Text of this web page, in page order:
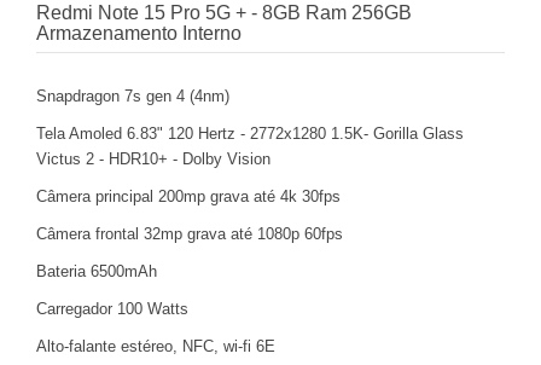
Redmi Note 15 Pro 5G + - 8GB Ram 256GB
Armazenamento Interno
Snapdragon 7s gen 4 (4nm)
Tela Amoled 6.83" 120 Hertz - 2772x1280 1.5K- Gorilla Glass
Victus 2 - HDR10+ - Dolby Vision
Câmera principal 200mp grava até 4k 30fps
Câmera frontal 32mp grava até 1080p 60fps
Bateria 6500mAh
Carregador 100 Watts
Alto-falante estéreo, NFC, wi-fi 6E